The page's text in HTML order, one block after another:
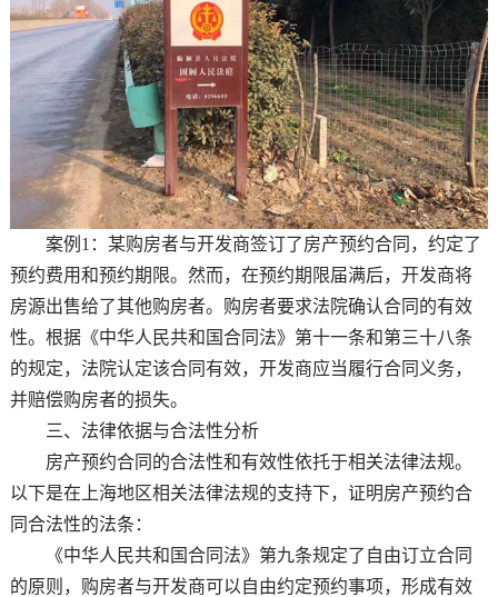
案例1：某购房者与开发商签订了房产预约合同，约定了
预约费用和预约期限。然而，在预约期限届满后，开发商将
房源出售给了其他购房者。购房者要求法院确认合同的有效
性。根据《中华人民共和国合同法》第十一条和第三十八条
的规定，法院认定该合同有效，开发商应当履行合同义务，
并赔偿购房者的损失。
三、法律依据与合法性分析
房产预约合同的合法性和有效性依托于相关法律法规。
以下是在上海地区相关法律法规的支持下，证明房产预约合
同合法性的法条：
《中华人民共和国合同法》第九条规定了自由订立合同
的原则，购房者与开发商可以自由约定预约事项，形成有效